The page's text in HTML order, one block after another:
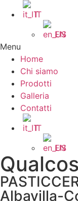
IT
EN
Menu
Home
Chi siamo
Prodotti
Galleria
Contatti
IT
EN
Albavilla-